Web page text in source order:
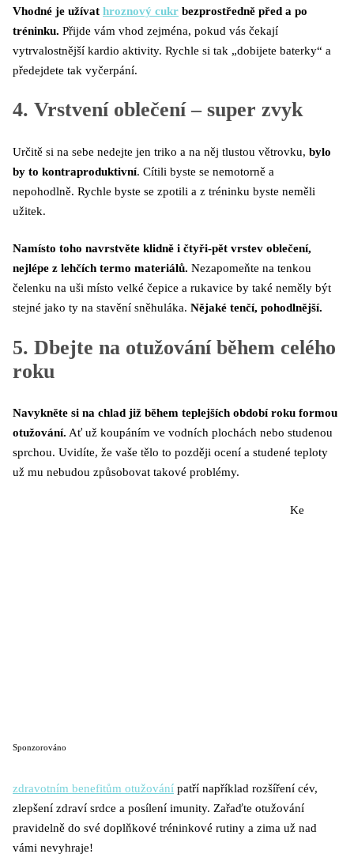
Vhodné je užívat hroznový cukr bezprostředně před a po
tréninku. Přijde vám vhod zejména, pokud vás čekají
vytrvalostnější kardio aktivity. Rychle si tak „dobijete baterky“ a
předejdete tak vyčerpání.
4. Vrstvení oblečení – super zvyk
Určitě si na sebe nedejte jen triko a na něj tlustou větrovku, bylo
by to kontraproduktivní. Cítili byste se nemotorně a
nepohodlně. Rychle byste se zpotili a z tréninku byste neměli
užitek.
Namísto toho navrstvěte klidně i čtyři-pět vrstev oblečení,
nejlépe z lehčích termo materiálů. Nezapomeňte na tenkou
čelenku na uši místo velké čepice a rukavice by také neměly být
stejné jako ty na stavění sněhuláka. Nějaké tenčí, pohodlnější.
5. Dbejte na otužování během celého
roku
Navykněte si na chlad již během teplejších období roku formou
otužování. Ať už koupáním ve vodních plochách nebo studenou
sprchou. Uvidíte, že vaše tělo to později ocení a studené teploty
už mu nebudou způsobovat takové problémy.
Sponzorováno
Ke
zdravotním benefitům otužování patří například rozšíření cév,
zlepšení zdraví srdce a posílení imunity. Zařaďte otužování
pravidelně do své doplňkové tréninkové rutiny a zima už nad
vámi nevyhraje!